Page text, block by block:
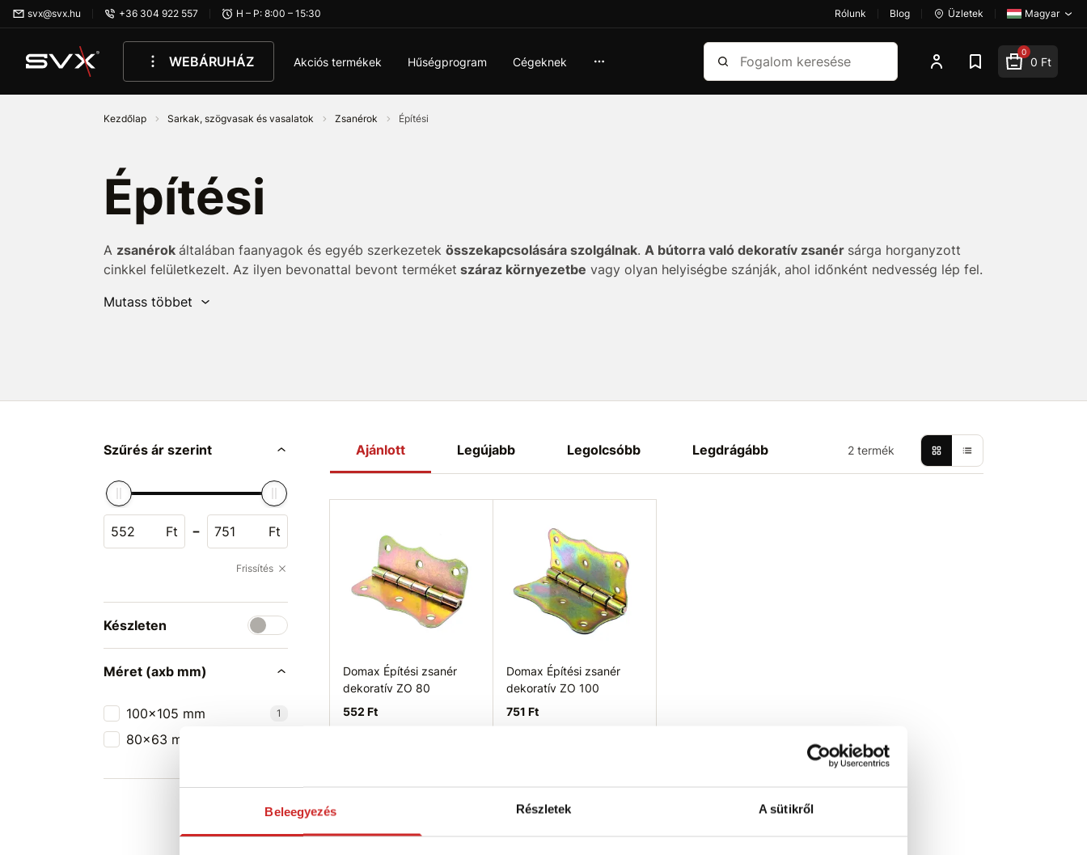
Beleegyezés Részletek A sütikről
Ugrás az oldal fő részéhez
svx@svx.hu +36 304 922 557 H – P: 8:00 – 15:30 Rólunk Blog Üzletek Magyar
WEBÁRUHÁZ Akciós termékek Hűségprogram Cégeknek
Keresés 0
0 Ft
Kezdőlap Sarkak, szögvasak és vasalatok Zsanérok Építési
Építési
A zsanérok általában faanyagok és egyéb szerkezetek összekapcsolására szolgálnak. A bútorra való dekoratív zsanér sárga horganyzott
cinkkel felületkezelt. Az ilyen bevonattal bevont terméket száraz környezetbe vagy olyan helyiségbe szánják, ahol időnként nedvesség lép fel.
Mutass többet
Szűrés ár szerint
Ft - Ft
Frissítés
Készleten
Méret (axb mm)
100x105 mm 1
80x63 mm
Ajánlott Legújabb Legolcsóbb Legdrágább 2 termék
Domax Építési zsanér
dekoratív ZO 80
552 Ft
Domax Építési zsanér
dekoratív ZO 100
751 Ft
Raktáron 5 db